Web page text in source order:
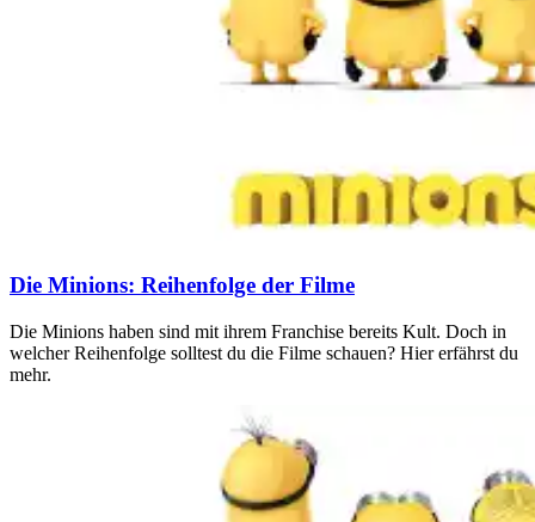
Die Minions: Reihenfolge der Filme
Die Minions haben sind mit ihrem Franchise bereits Kult. Doch in
welcher Reihenfolge solltest du die Filme schauen? Hier erfährst du
mehr.